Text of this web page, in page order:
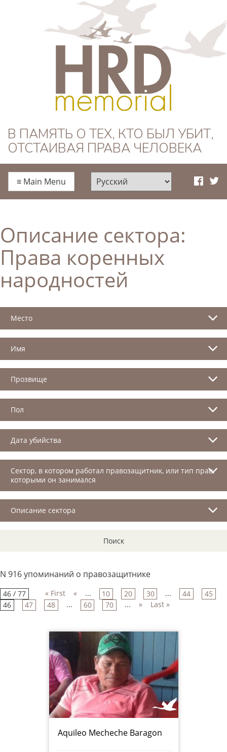
HRD Memorial —
Русский
В ПАМЯТЬ О ТЕХ, КТО БЫЛ УБИТ,
ОТСТАИВАЯ ПРАВА ЧЕЛОВЕКА
≡ Main Menu
Описание сектора:
Права коренных
народностей
Место
Имя
Прозвище
Пол
Дата убийства
Сектор, в котором работал правозащитник, или тип прав,
которыми он занимался
Описание сектора
Поиск
N 916 упоминаний о правозащитнике
46 / 77 « First « ... 10 20 30 ... 44
45
46
47 48 ... 60 70 ... » Last »
Aquileo Mecheche Baragon